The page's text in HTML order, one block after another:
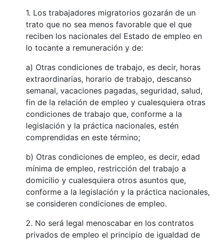
1. Los trabajadores migratorios gozarán de un
trato que no sea menos favorable que el que
reciben los nacionales del Estado de empleo en
lo tocante a remuneración y de:
a) Otras condiciones de trabajo, es decir, horas
extraordinarias, horario de trabajo, descanso
semanal, vacaciones pagadas, seguridad, salud,
fin de la relación de empleo y cualesquiera otras
condiciones de trabajo que, conforme a la
legislación y la práctica nacionales, estén
comprendidas en este término;
b) Otras condiciones de empleo, es decir, edad
mínima de empleo, restricción del trabajo a
domicilio y cualesquiera otros asuntos que,
conforme a la legislación y la práctica nacionales,
se consideren condiciones de empleo.
2. No será legal menoscabar en los contratos
privados de empleo el principio de igualdad de